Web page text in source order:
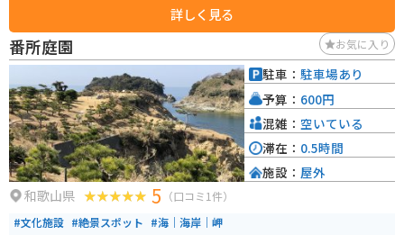
や、花が植えてあるところもあり、よく手入れされています。切り立った崖
の上にあり、老朽化した灯台ですが航行の目印としてしっかり役目を果たし
ています。紀伊水道を一望し、友ヶ島や淡路島、四国まで見る事ができます。
夕日と問わず、景色のよく見える日中、夜景もおすすめです。土日には灯台の
隣にあるカフェ「Oceanたかのすセンター」が開いています。キャンプ場もあ
り、遠くの波の音を聞きながらゆったりする時間はとても贅沢に思われま
す。 アクセスは、JR和歌山駅からバスで40分（雑賀崎遊園下車後、徒歩約15
分）または南海和歌山市駅からバスで40分の位置にあります。また、和歌山I
Cから車で約25分の距離にあり、駐車場も完備されています。
詳しく見る
番所庭園 お気に入り
和歌山県 5 （口コミ1件）
#文化施設 #絶景スポット #海｜海岸｜岬
駐車： 駐車場あり
予算： 600円
混雑： 空いている
滞在： 0.5時間
施設： 屋外